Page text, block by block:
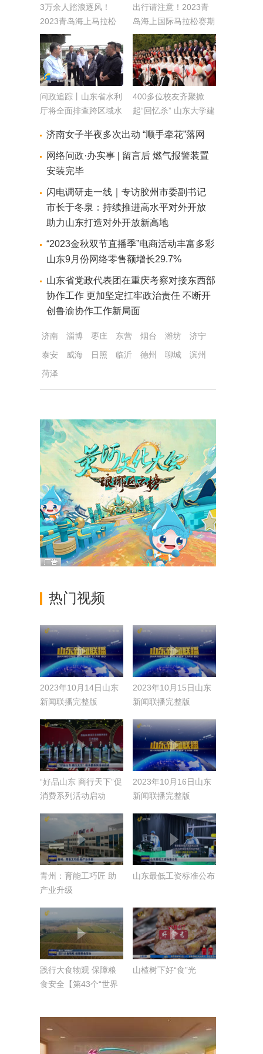
3万余人踏浪逐风！
2023青岛海上马拉松
鸣枪开跑
出行请注意！2023青
岛海上国际马拉松赛期
间 这些道路实行交通
管制
问政追踪丨山东省水利
厅将全面排查跨区域水
通过长效机制规范沟通
协调渠道
400多位校友齐聚掀
起“回忆杀” 山东大学建
幕
济南女子半夜多次出动 “顺手牵花”落网
网络问政·办实事 | 留言后 燃气报警装置
安装完毕
闪电调研走一线｜专访胶州市委副书记
市长于冬泉：持续推进高水平对外开放
助力山东打造对外开放新高地
“2023金秋双节直播季”电商活动丰富多彩
山东9月份网络零售额增长29.7%
山东省党政代表团在重庆考察对接东西部
协作工作 更加坚定扛牢政治责任 不断开
创鲁渝协作工作新局面
济南 淄博 枣庄 东营 烟台 潍坊
济宁
泰安
威海 日照 临沂 德州 聊城
滨州
菏泽
热门视频
2023年10月14日山东
新闻联播完整版
2023年10月15日山东
新闻联播完整版
“好品山东 商行天下”促
消费系列活动启动
2023年10月16日山东
新闻联播完整版
青州：育能工巧匠 助
产业升级
山东最低工资标准公布
践行大食物观 保障粮
食安全【第43个“世界
山楂树下好“食”光